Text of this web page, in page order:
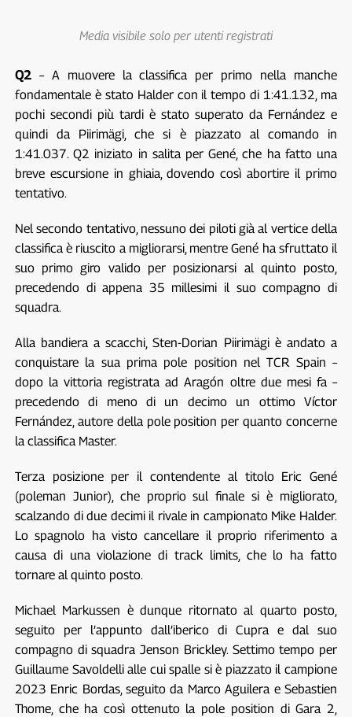
Media visibile solo per utenti registrati
Q2– A muovere la classifica per primo nella manche
fondamentale è stato Halder con il tempo di 1:41.132, ma
pochi secondi più tardi è stato superato da Fernández e
quindi da Piirimägi, che si è piazzato al comando in
1:41.037. Q2 iniziato in salita per Gené, che ha fatto una
breve escursione in ghiaia, dovendo così abortire il primo
tentativo.
Nel secondo tentativo, nessuno dei piloti già al vertice della
classifica è riuscito a migliorarsi, mentre Gené ha sfruttato il
suo primo giro valido per posizionarsi al quinto posto,
precedendo di appena 35 millesimi il suo compagno di
squadra.
Alla bandiera a scacchi, Sten-Dorian Piirimägi è andato a
conquistare la sua prima pole position nel TCR Spain –
dopo la vittoria registrata ad Aragón oltre due mesi fa –
precedendo di meno di un decimo un ottimo Víctor
Fernández, autore della pole position per quanto concerne
la classifica Master.
Terza posizione per il contendente al titolo Eric Gené
(poleman Junior), che proprio sul finale si è migliorato,
scalzando di due decimi il rivale in campionato Mike Halder.
Lo spagnolo ha visto cancellare il proprio riferimento a
causa di una violazione di track limits, che lo ha fatto
tornare al quinto posto.
Michael Markussen è dunque ritornato al quarto posto,
seguito per l’appunto dall’iberico di Cupra e dal suo
compagno di squadra Jenson Brickley. Settimo tempo per
Guillaume Savoldelli alle cui spalle si è piazzato il campione
2023 Enric Bordas, seguito da Marco Aguilera e Sebastien
Thome, che ha così ottenuto la pole position di Gara 2,